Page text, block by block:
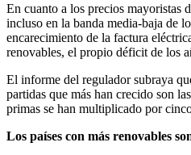
En cuanto a los precios mayoristas
incluso en la banda media-baja de
encarecimiento de la factura
renovables, el propio déficit de los
El informe del regulador subraya
partidas que más han crecido son
primas se han multiplicado por
Los países con más renovables